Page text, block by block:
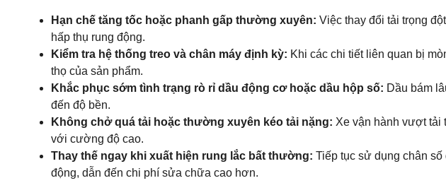
Hạn chế tăng tốc hoặc phanh gấp thường xuyên: Việc thay đổi tải trọng
hấp thụ rung động.
Kiểm tra hệ thống treo và chân máy định kỳ: Khi các chi tiết liên quan bị
thọ của sản phẩm.
Khắc phục sớm tình trạng rò rỉ dầu động cơ hoặc dầu hộp số: Dầu bám
đến độ bền.
Không chở quá tải hoặc thường xuyên kéo tải nặng: Xe vận hành vượt tải
với cường độ cao.
Thay thế ngay khi xuất hiện rung lắc bất thường: Tiếp tục sử dụng chân
động, dẫn đến chi phí sửa chữa cao hơn.